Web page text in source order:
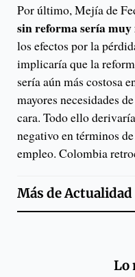
Por último, Mejía de
sin reforma sería
los efectos por la
implicaría que la
sería aún más costosa
mayores necesidades
cara. Todo ello
negativo en términos
empleo. Colombia
Más deActualidad
Lo